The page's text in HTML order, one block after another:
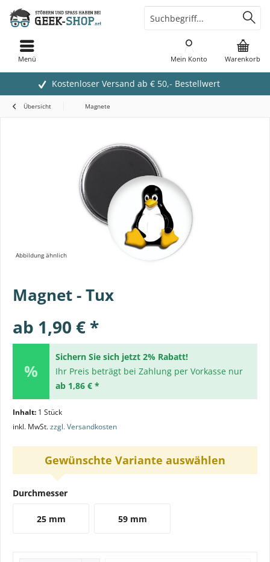
Kostenloser Versand ab € 50,- Bestellwert
Warenkorb
Mein Konto
Menü
Übersicht Magnete
Abbildung ähnlich
Magnet - Tux
ab 1,90 € *
Sichern Sie sich jetzt 2% Rabatt!
Ihr Preis beträgt bei Zahlung per Vorkasse nur
ab 1,86 € *
Inhalt: 1 Stück
inkl. MwSt.zzgl. Versandkosten
Gewünschte Variante auswählen
Durchmesser
25 mm 59 mm